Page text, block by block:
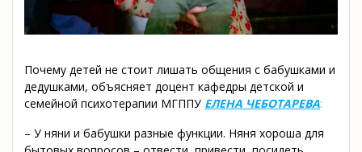
Почему детей не стоит лишать общения с бабушками и
дедушками, объясняет доцент кафедры детской и
семейной психотерапии МГППУ ЕЛЕНА ЧЕБОТАРЕВА:
– У няни и бабушки разные функции. Няня хороша для